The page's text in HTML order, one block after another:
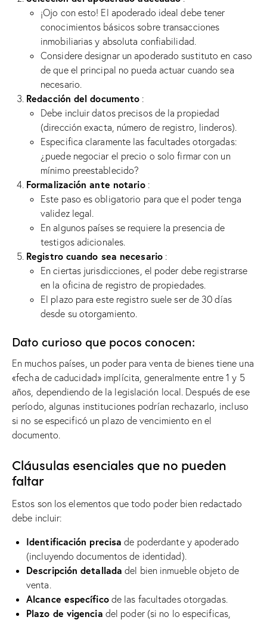
¡Ojo con esto! El apoderado ideal debe tener
conocimientos básicos sobre transacciones
inmobiliarias y absoluta confiabilidad.
Considere designar un apoderado sustituto en caso
de que el principal no pueda actuar cuando sea
necesario.
Redacción del documento :
Debe incluir datos precisos de la propiedad
(dirección exacta, número de registro, linderos).
Especifica claramente las facultades otorgadas:
¿puede negociar el precio o solo firmar con un
mínimo preestablecido?
Formalización ante notario:
Este paso es obligatorio para que el poder tenga
validez legal.
En algunos países se requiere la presencia de
testigos adicionales.
Registro cuando sea necesario:
En ciertas jurisdicciones, el poder debe registrarse
en la oficina de registro de propiedades.
El plazo para este registro suele ser de 30 días
desde su otorgamiento.
Dato curioso que pocos conocen:
En muchos países, un poder para venta de bienes tiene una
«fecha de caducidad» implícita, generalmente entre 1 y 5
años, dependiendo de la legislación local. Después de ese
período, algunas instituciones podrían rechazarlo, incluso
si no se especificó un plazo de vencimiento en el
documento.
Cláusulas esenciales que no pueden
faltar
Estos son los elementos que todo poder bien redactado
debe incluir:
Identificación precisa de poderdante y apoderado
(incluyendo documentos de identidad).
Descripción detallada del bien inmueble objeto de
venta.
Alcance específicode las facultades otorgadas.
Plazo de vigencia del poder (si no lo especificas,